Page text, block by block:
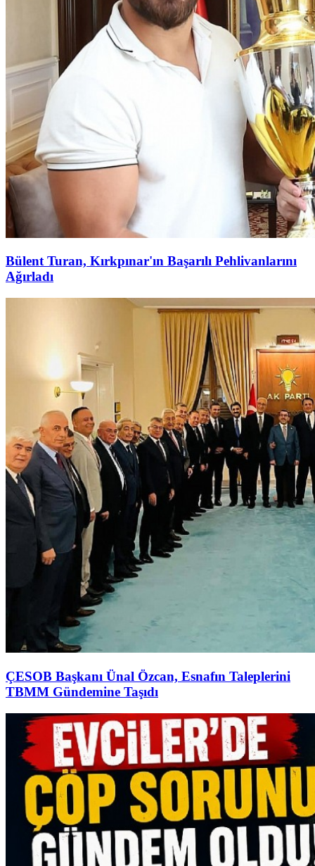
Bülent Turan, Kırkpınar'ın Başarılı Pehlivanlarını
Ağırladı
ÇESOB Başkanı Ünal Özcan, Esnafın Taleplerini
TBMM Gündemine Taşıdı